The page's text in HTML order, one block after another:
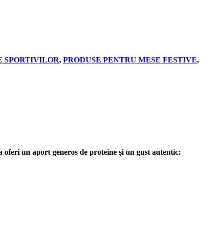
SPORTIVILOR, PRODUSE PENTRU MESE FESTIVE,
un aport generos de proteine și un gust autentic: